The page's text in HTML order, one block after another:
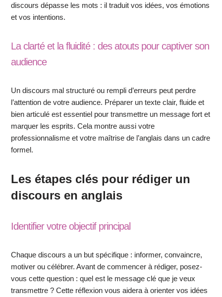
discours dépasse les mots : il traduit vos idées, vos émotions
et vos intentions.
La clarté et la fluidité : des atouts pour captiver son
audience
Un discours mal structuré ou rempli d’erreurs peut perdre
l’attention de votre audience. Préparer un texte clair, fluide et
bien articulé est essentiel pour transmettre un message fort et
marquer les esprits. Cela montre aussi votre
professionnalisme et votre maîtrise de l’anglais dans un cadre
formel.
Les étapes clés pour rédiger un
discours en anglais
Identifier votre objectif principal
Chaque discours a un but spécifique : informer, convaincre,
motiver ou célébrer. Avant de commencer à rédiger, posez-
vous cette question : quel est le message clé que je veux
transmettre ? Cette réflexion vous aidera à orienter vos idées